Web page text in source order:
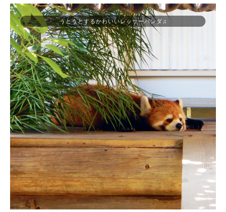
うとうとするかわいいレッサーパンダ♫